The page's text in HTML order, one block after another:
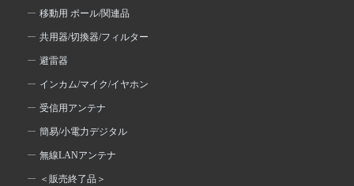
移動用 ポール/関連品
共用器/切換器/フィルター
避雷器
インカム/マイク/イヤホン
受信用アンテナ
簡易/小電力デジタル
無線LANアンテナ
＜販売終了品＞